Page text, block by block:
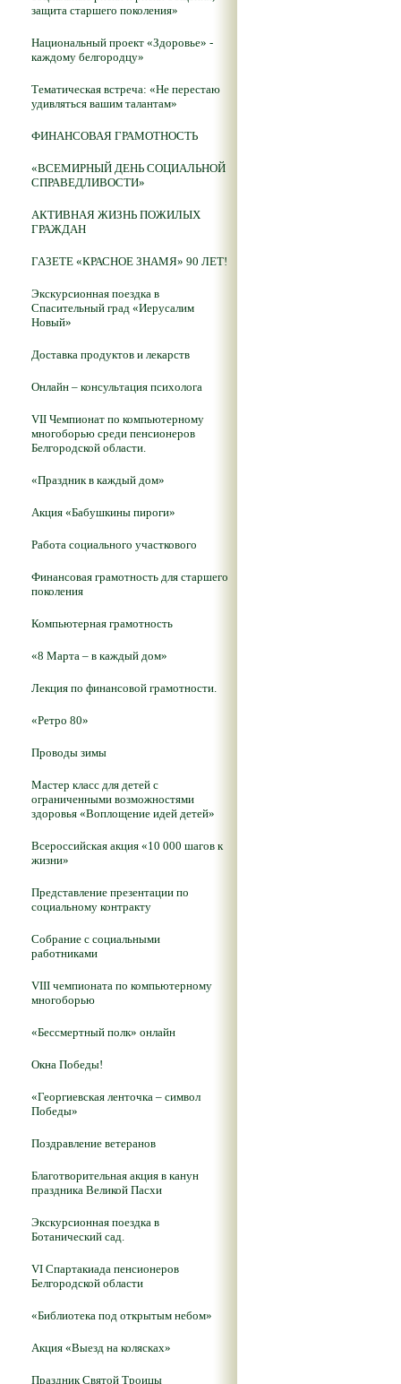
защита старшего поколения»
Национальный проект «Здоровье» -
каждому белгородцу»
Тематическая встреча: «Не перестаю
удивляться вашим талантам»
ФИНАНСОВАЯ ГРАМОТНОСТЬ
«ВСЕМИРНЫЙ ДЕНЬ СОЦИАЛЬНОЙ
СПРАВЕДЛИВОСТИ»
АКТИВНАЯ ЖИЗНЬ ПОЖИЛЫХ
ГРАЖДАН
ГАЗЕТЕ «КРАСНОЕ ЗНАМЯ» 90 ЛЕТ!
Экскурсионная поездка в
Спасительный град «Иерусалим
Новый»
Доставка продуктов и лекарств
Онлайн – консультация психолога
VII Чемпионат по компьютерному
многоборью среди пенсионеров
Белгородской области.
«Праздник в каждый дом»
Акция «Бабушкины пироги»
Работа социального участкового
Финансовая грамотность для старшего
поколения
Компьютерная грамотность
«8 Марта – в каждый дом»
Лекция по финансовой грамотности.
«Ретро 80»
Проводы зимы
Мастер класс для детей с
ограниченными возможностями
здоровья «Воплощение идей детей»
Всероссийская акция «10 000 шагов к
жизни»
Представление презентации по
социальному контракту
Собрание с социальными
работниками
VIII чемпионата по компьютерному
многоборью
«Бессмертный полк» онлайн
Окна Победы!
«Георгиевская ленточка – символ
Победы»
Поздравление ветеранов
Благотворительная акция в канун
праздника Великой Пасхи
Экскурсионная поездка в
Ботанический сад.
VI Спартакиада пенсионеров
Белгородской области
«Библиотека под открытым небом»
Акция «Выезд на колясках»
Праздник Святой Троицы